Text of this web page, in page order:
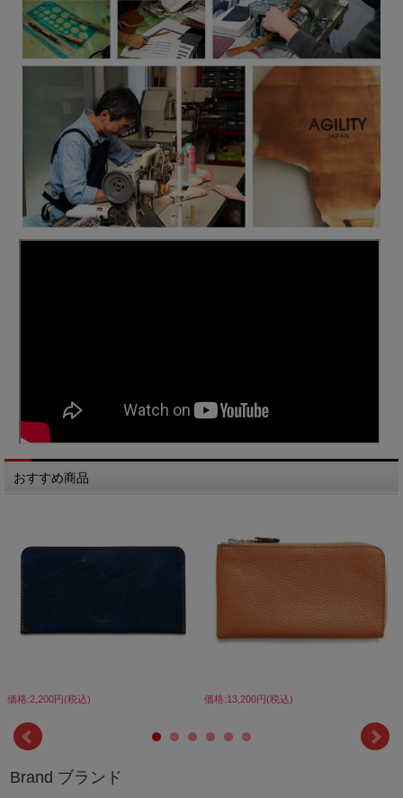
おすすめ商品
価格:2,200円(税込) 価格:13,200円(税込)
Brand ブランド